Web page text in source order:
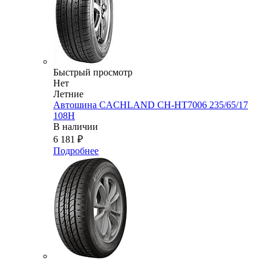
Быстрый просмотр
Нет
Летние
Автошина CACHLAND CH-HT7006 235/65/17
108H
В наличии
6 181 ₽
Подробнее